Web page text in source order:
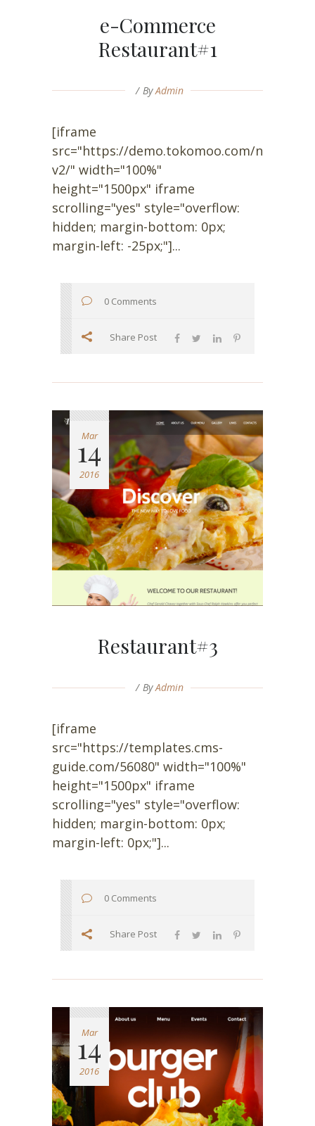
e-Commerce
Restaurant#1
ByAdmin
[iframe
src="https://demo.tokomoo.com/niku/
v2/" width="100%"
height="1500px" iframe
scrolling="yes" style="overflow:
hidden; margin-bottom: 0px;
margin-left: -25px;"]...
0 Comments
Share Post
Mar
14
2016
Restaurant#3
ByAdmin
[iframe
src="https://templates.cms-
guide.com/56080" width="100%"
height="1500px" iframe
scrolling="yes" style="overflow:
hidden; margin-bottom: 0px;
margin-left: 0px;"]...
0 Comments
Share Post
Mar
14
2016